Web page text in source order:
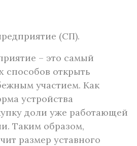
(СП).
– это самый
способов открыть
участием. Как
устройства
доли уже работающей
Таким образом,
размер уставного